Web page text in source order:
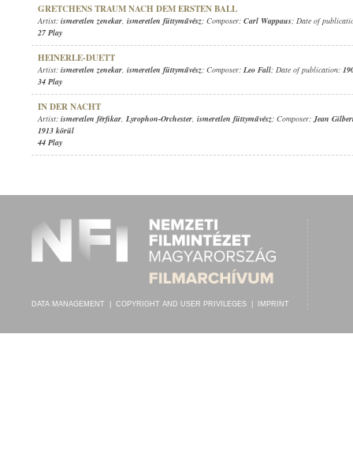
GRETCHENS TRAUM NACH DEM ERSTEN BALL
Artist: ismeretlen zenekar, ismeretlen füttyművész; Composer: Carl Wappaus; Date of
27 Play
HEINERLE-DUETT
Artist: ismeretlen zenekar, ismeretlen füttyművész; Composer: Leo Fall; Date of publication:
34 Play
IN DER NACHT
Artist: ismeretlen férfikar, Lyrophon-Orchester, ismeretlen füttyművész; Composer:Jean
1913 körül
44 Play
DATA MANAGEMENT COPYRIGHT AND USER PRIVILEGES IMPRINT